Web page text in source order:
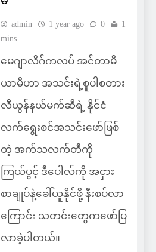
admin 1 year ago 0
1
mins
မေဂျာလိဂ်ကလပ် အင်တာမီ
ယာမီဟာ အသင်းရဲ့စူပါစတား
လီယွန်နယ်မက်ဆီရဲ့ နိုင်ငံ
လက်ရွေးစင်အသင်းဖော်ဖြစ်
တဲ့ အက်သလက်တီကို
ကြယ်ပွင့် ဒီပေါလ်ကို အငှား
စာချုပ်နဲ့ခေါ်ယူနိုင်ဖို့ နီးစပ်လာ
ကြောင်း သတင်းတွေကဖော်ပြ
လာခဲ့ပါတယ်။